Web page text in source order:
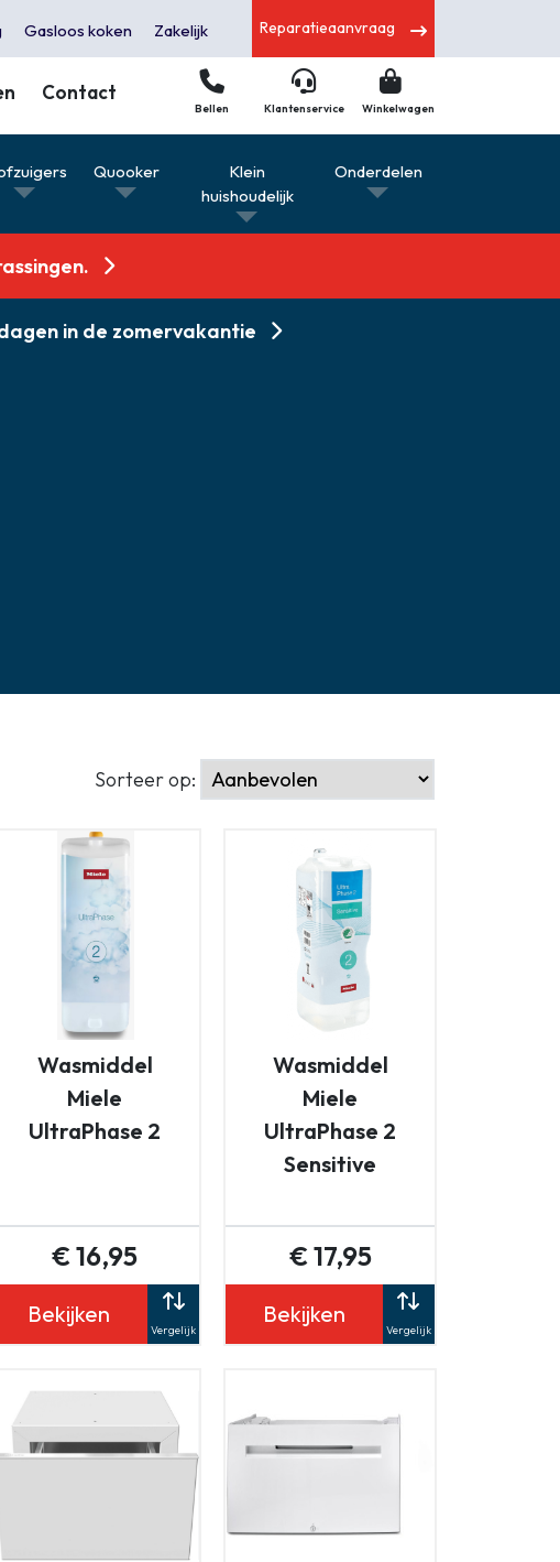
Gasloos koken Zakelijk Reparatieaanvraag
Contact
Bellen Klantenservice Winkelwagen
Quooker
Klein
huishoudelijk
Onderdelen
in de zomervakantie
Sorteer op:
Wasmiddel
Miele
UltraPhase 2
€ 16,95
Bekijken
Vergelijk
Wasmiddel
Miele
UltraPhase 2
Sensitive
€ 17,95
Bekijken
Vergelijk